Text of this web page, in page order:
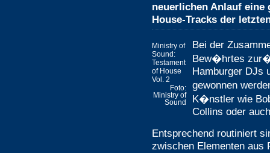
neuerlichen Anlauf
House-Tracks der
Ministry of
Sound:
Testament
of House
Vol. 2
Foto:
Ministry of
Sound
Bei der
Bew�hrtes
Hamburger DJs
gewonnen
K�nstler wie
Collins oder
Entsprechend routiniert
zwischen Elementen aus